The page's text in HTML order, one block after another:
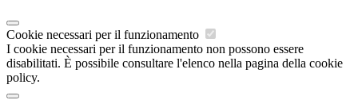
Cookie necessari per il funzionamento
I cookie necessari per il funzionamento non possono essere
disabilitati. È possibile consultare l'elenco nella pagina della cookie
policy.